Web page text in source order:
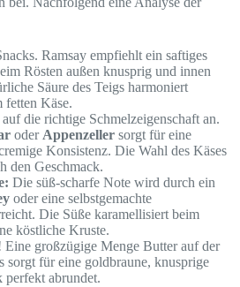
Ramsay empfiehlt ein saftiges
Rösten außen knusprig und innen
Säure des Teigs harmoniert
fetten Käse.
die richtige Schmelzeigenschaft an.
oderAppenzeller sorgt für eine
Konsistenz. Die Wahl des Käses
den Geschmack.
Die süß-scharfe Note wird durch ein
oder eine selbstgemachte
Die Süße karamellisiert beim
köstliche Kruste.
Eine großzügige Menge Butter auf der
sorgt für eine goldbraune, knusprige
perfekt abrundet.